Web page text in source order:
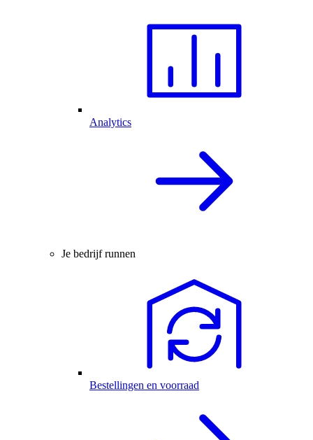
Analytics
Je bedrijf runnen
Bestellingen en voorraad